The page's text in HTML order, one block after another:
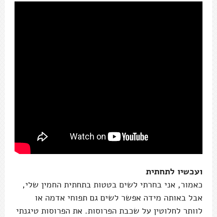
ועכשיו לתחתית
כאמור, אני בחרתי לשים בטטות בתחתית החמין שלי,
אבל באותה מידה אפשר לשים גם תפוחי אדמה או
לוותר לחלוטין על שכבת הפרוסות. את הפרוסות טיגנתי